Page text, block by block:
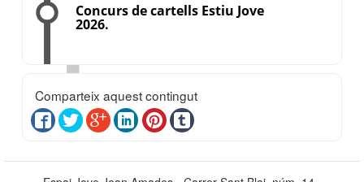
Concurs de cartells Estiu Jove
2026.
Comparteix aquest contingut